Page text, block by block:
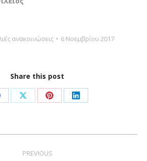
ανακοινώσεις 6 Νοεμβρίου 2017
Share this post
Share
X
Share
Pinterest
Share
LinkedIn
PREVIOUS